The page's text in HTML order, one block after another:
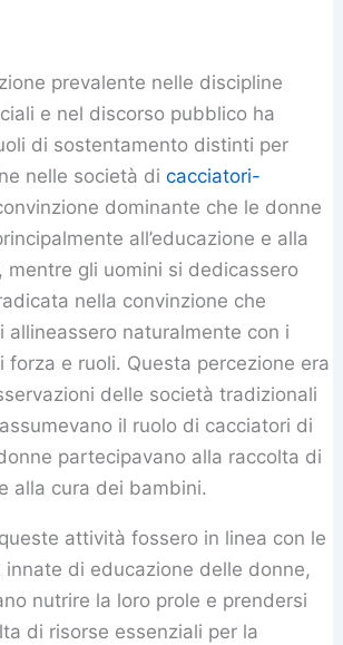
prevalente nelle discipline
e nel discorso pubblico ha
di sostentamento distinti per
nelle società dicacciatori-
dominante che le donne
all’educazione e alla
mentre gli uomini si dedicassero
nella convinzione che
allineassero naturalmente con i
forza e ruoli. Questa percezione era
delle società tradizionali
il ruolo di cacciatori di
partecipavano alla raccolta di
alla cura dei bambini.
attività fossero in linea con le
innate di educazione delle donne,
nutrire la loro prole e prendersi
di risorse essenziali per la